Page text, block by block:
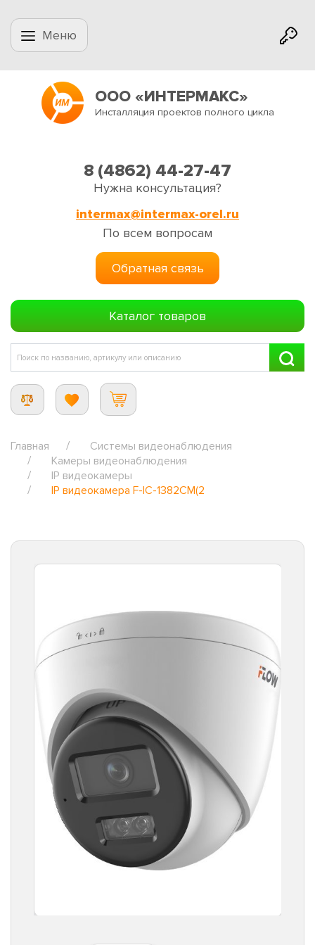
Меню
ООО «ИНТЕРМАКС»
Инсталляция проектов полного цикла
8 (4862) 44-27-47
Нужна консультация?
intermax@intermax-orel.ru
По всем вопросам
Обратная связь
Каталог товаров
Главная
Системы видеонаблюдения
Камеры видеонаблюдения
IP видеокамеры
IP видеокамера F-IC-1382CM(2